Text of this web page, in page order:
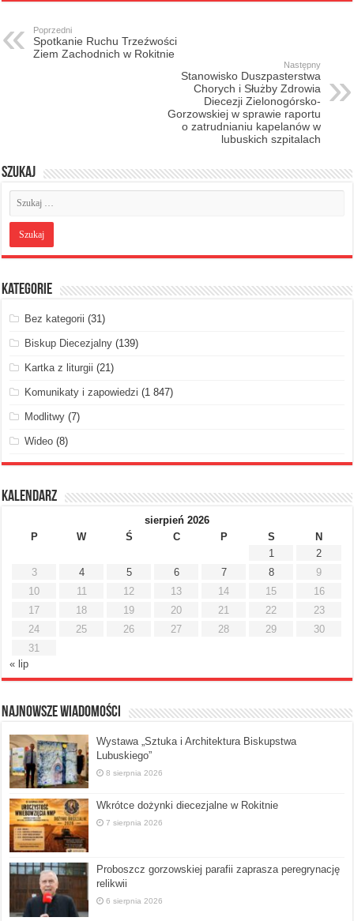
Poprzedni
Spotkanie Ruchu Trzeźwości
Ziem Zachodnich w Rokitnie
Następny
Stanowisko Duszpasterstwa
Chorych i Służby Zdrowia
Diecezji Zielonogórsko-
Gorzowskiej w sprawie raportu
o zatrudnianiu kapelanów w
lubuskich szpitalach
Szukaj
Kategorie
Bez kategorii (31)
Biskup Diecezjalny (139)
Kartka z liturgii (21)
Komunikaty i zapowiedzi (1 847)
Modlitwy (7)
Wideo (8)
Kalendarz
sierpień 2026
P
W Ś C P S
N
1
2
3
4 5 6 7 8
9
10
11 12 13 14 15
16
17
18 19 20 21 22
23
24
25 26 27 28 29
30
31
« lip
Najnowsze Wiadomości
Wystawa „Sztuka i Architektura Biskupstwa
Lubuskiego”
8 sierpnia 2026
Wkrótce dożynki diecezjalne w Rokitnie
7 sierpnia 2026
Proboszcz gorzowskiej parafii zaprasza peregrynację
relikwii
6 sierpnia 2026